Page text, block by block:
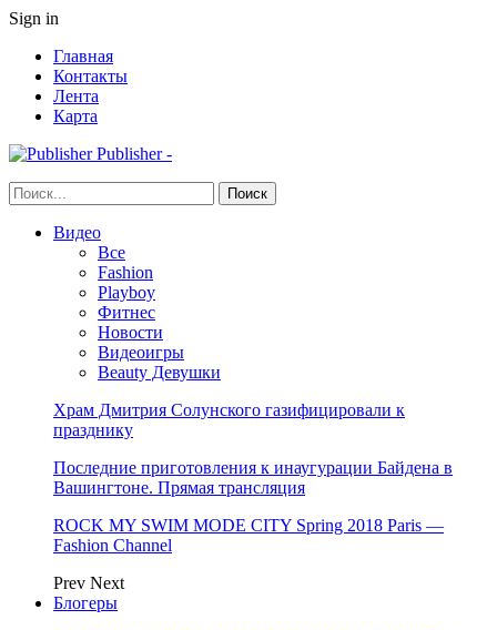
Sign in
Главная
Контакты
Лента
Карта
Publisher -
Видео
Все
Fashion
Playboy
Фитнес
Новости
Видеоигры
Beauty Девушки
Храм Дмитрия Солунского газифицировали к
празднику
Последние приготовления к инаугурации Байдена в
Вашингтоне. Прямая трансляция
ROCK MY SWIM MODE CITY Spring 2018 Paris —
Fashion Channel
Prev Next
Блогеры